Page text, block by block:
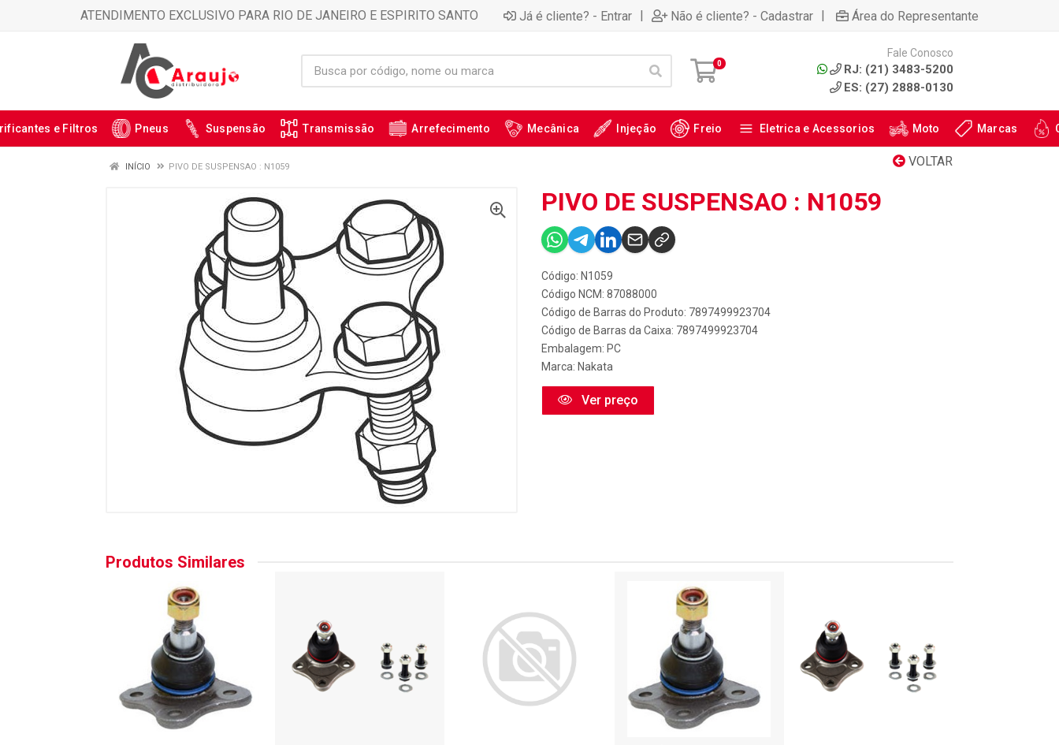
ATENDIMENTO EXCLUSIVO PARA RIO DE JANEIRO E ESPIRITO SANTO Já é cliente? - Entrar | Não é cliente? - Cadastrar | Área do Representante
0
Fale Conosco
RJ: (21) 3483-5200
ES: (27) 2888-0130
e Filtros Pneus Suspensão Transmissão Arrefecimento Mecânica Injeção Freio Eletrica e Acessorios Moto Marcas
VOLTAR
INÍCIO PIVO DE SUSPENSAO : N1059
PIVO DE SUSPENSAO : N1059
Código: N1059
Código NCM: 87088000
Código de Barras do Produto: 7897499923704
Código de Barras da Caixa: 7897499923704
Embalagem: PC
Marca: Nakata
Ver preço
Produtos Similares